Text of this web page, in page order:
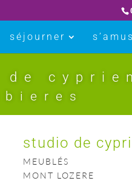
séjourner
studio de
MEUBLÉS
MONT LOZERE